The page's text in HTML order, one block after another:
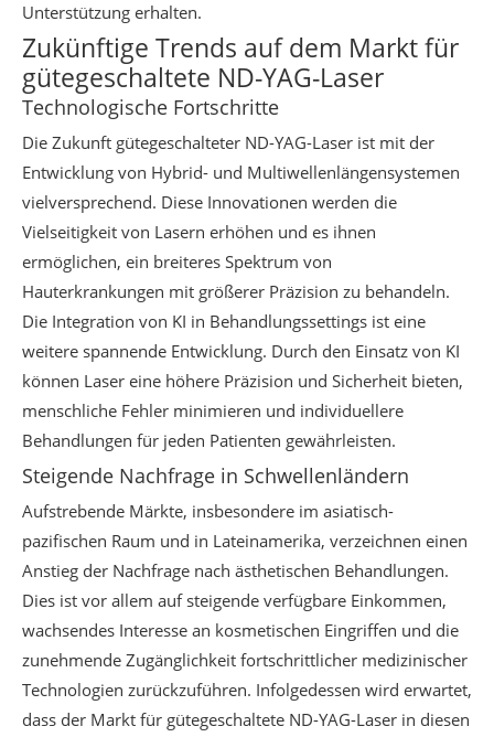
Unterstützung erhalten.
Zukünftige Trends auf dem Markt für
gütegeschaltete ND-YAG-Laser
Technologische Fortschritte
Die Zukunft gütegeschalteter ND-YAG-Laser ist mit der
Entwicklung von Hybrid- und Multiwellenlängensystemen
vielversprechend. Diese Innovationen werden die
Vielseitigkeit von Lasern erhöhen und es ihnen
ermöglichen, ein breiteres Spektrum von
Hauterkrankungen mit größerer Präzision zu behandeln.
Die Integration von KI in Behandlungssettings ist eine
weitere spannende Entwicklung. Durch den Einsatz von KI
können Laser eine höhere Präzision und Sicherheit bieten,
menschliche Fehler minimieren und individuellere
Behandlungen für jeden Patienten gewährleisten.
Steigende Nachfrage in Schwellenländern
Aufstrebende Märkte, insbesondere im asiatisch-
pazifischen Raum und in Lateinamerika, verzeichnen einen
Anstieg der Nachfrage nach ästhetischen Behandlungen.
Dies ist vor allem auf steigende verfügbare Einkommen,
wachsendes Interesse an kosmetischen Eingriffen und die
zunehmende Zugänglichkeit fortschrittlicher medizinischer
Technologien zurückzuführen. Infolgedessen wird erwartet,
dass der Markt für gütegeschaltete ND-YAG-Laser in diesen